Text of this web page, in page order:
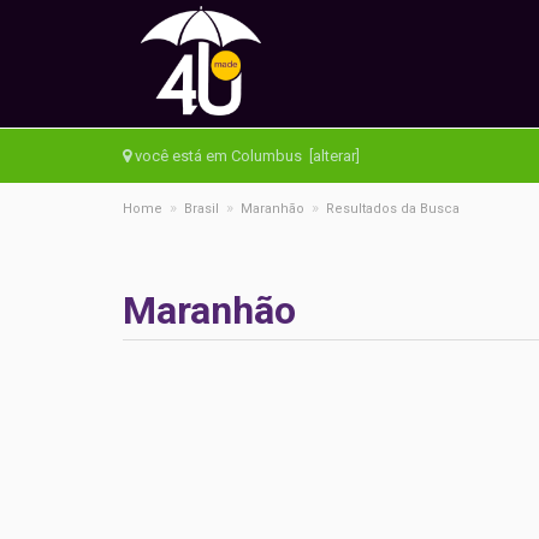
você está em Columbus [alterar]
Home » Brasil » Maranhão » Resultados da Busca
Maranhão